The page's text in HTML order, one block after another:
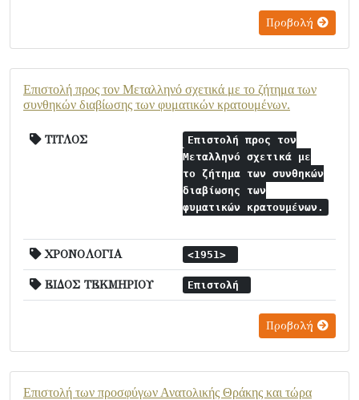
Προβολή
Επιστολή προς τον Μεταλληνό σχετικά με το ζήτημα των
συνθηκών διαβίωσης των φυματικών κρατουμένων.
ΤΙΤΛΟΣ
Επιστολή προς τον
Μεταλληνό σχετικά με
το ζήτημα των συνθηκών
διαβίωσης των
φυματικών κρατουμένων.
ΧΡΟΝΟΛΟΓΙΑ <1951>
ΕΙΔΟΣ ΤΕΚΜΗΡΙΟΥ Επιστολή
Προβολή
Επιστολή των προσφύγων Ανατολικής Θράκης και τώρα